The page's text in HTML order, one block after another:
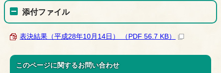
添付ファイル
表決結果（平成28年10月14日） （PDF 56.7 KB）
このページに関するお問い合わせ